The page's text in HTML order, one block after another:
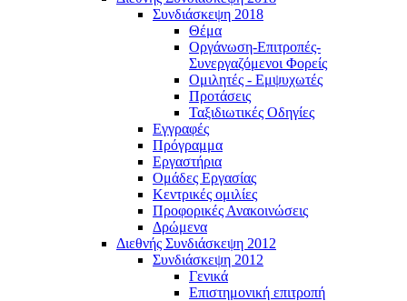
Συνδιάσκεψη 2018
Θέμα
Οργάνωση-Επιτροπές-
Συνεργαζόμενοι Φορείς
Ομιλητές - Εμψυχωτές
Προτάσεις
Ταξιδιωτικές Οδηγίες
Εγγραφές
Πρόγραμμα
Εργαστήρια
Ομάδες Εργασίας
Κεντρικές ομιλίες
Προφορικές Ανακοινώσεις
Δρώμενα
Διεθνής Συνδιάσκεψη 2012
Συνδιάσκεψη 2012
Γενικά
Επιστημονική επιτροπή